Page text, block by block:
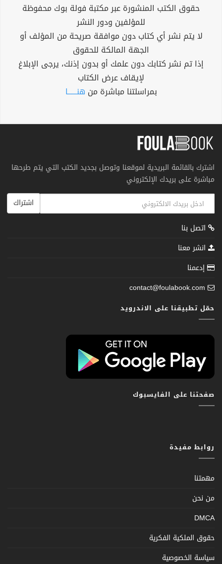
حقوق الكتب المنشورة عبر مكتبة فولة بوك محفوظة
للمؤلفين ودور النشر
لا يتم نشر أي كتاب دون موافقة صريحة من المؤلف أو
الجهة المالكة للحقوق
إذا تم نشر كتابك دون علمك أو بدون إذنك، يرجى الإبلاغ
لإيقاف عرض الكتاب
بمراسلتنا مباشرة من هنــــــا
اشترك بالقائمة البريدية لموقعنا وتوصل بجديد الكتب التي يتم طرحها
مباشرة على بريدك الإلكتروني
اشتراك
اتصل بنا
انشر معنا
إدعمنا
contact@foulabook.com
حمّل تطبيقنا على الاندرويد
صفحتنا على الفايسبوك
روابط مفيدة
مهمتنا
من نحن
DMCA
حقوق الملكية الفكرية
سياسة الخصوصية